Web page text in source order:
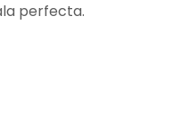
perfecta.